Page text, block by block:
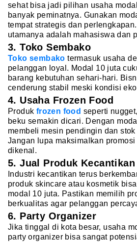
sehat bisa jadi pilihan usaha
banyak peminatnya. Gunakan
tempat strategis dan
utamanya adalah mahasiswa dan
3. Toko Sembako
Toko sembako termasuk usaha
pelanggan loyal. Modal 10 juta
barang kebutuhan sehari-hari.
cenderung stabil meski kondisi
4. Usaha Frozen Food
Produk frozen food seperti
beku semakin dicari. Dengan
membeli mesin pendingin dan
Jangan lupa maksimalkan
dikenal.
5. Jual Produk Kecantikan
Industri kecantikan terus
produk skincare atau kosmetik
modal 10 juta. Pastikan memilih
berkualitas agar pelanggan
6. Party Organizer
Jika tinggal di kota besar, usaha
party organizer bisa sangat